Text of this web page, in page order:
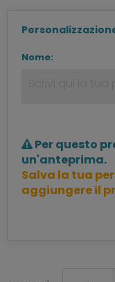
Nome:
Per questo
un'anteprima.
Salva la tua
aggiungere il